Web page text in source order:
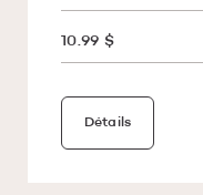
10.99 $
Détails